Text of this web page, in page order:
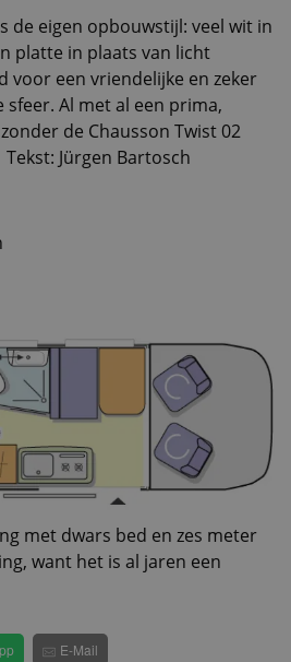
de eigen opbouwstijl: veel wit in
platte in plaats van licht
voor een vriendelijke en zeker
Al met al een prima,
de Chausson Twist 02
Jürgen Bartosch
met dwars bed en zes meter
want het is al jaren een
E-Mail